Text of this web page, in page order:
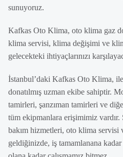
sunuyoruz.
Kafkas Oto Klima, oto klima gaz
klima servisi, klima değişimi ve
gelecekteki ihtiyaçlarınızı
İstanbul’daki Kafkas Oto Klima,
donatılmış uzman ekibe sahiptir.
tamirleri, şanzıman tamirleri ve
tüm ekipmanlara erişimimiz
bakım hizmetleri, oto klima servisi
geldiğinizde, iş tamamlanana